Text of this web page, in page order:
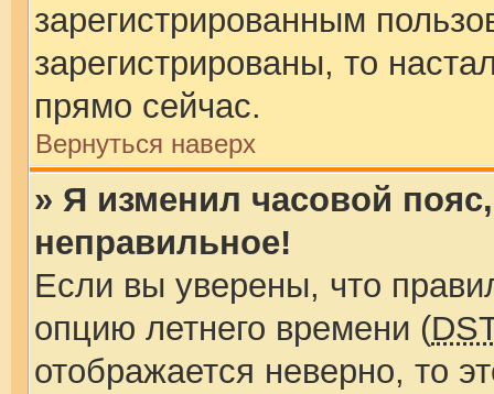
зарегистрированным
зарегистрированы, то
прямо сейчас.
Вернуться наверх
» Я изменил часовой
неправильное!
Если вы уверены, что
опцию летнего времени (
отображается неверно, то